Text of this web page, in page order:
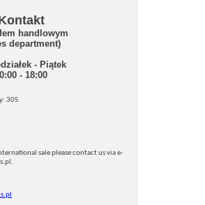
handlowym
department)
- Piątek
- 18:00
305
sale please contact us via e-